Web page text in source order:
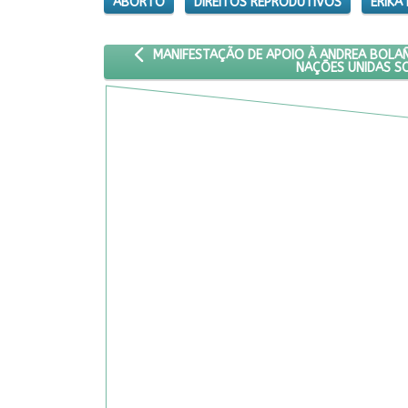
ARTIGO ANTERIOR: MANIFESTAÇÃO DE APOIO
MANIFESTAÇÃO DE APOIO À ANDREA
NAÇÕES UNIDAS